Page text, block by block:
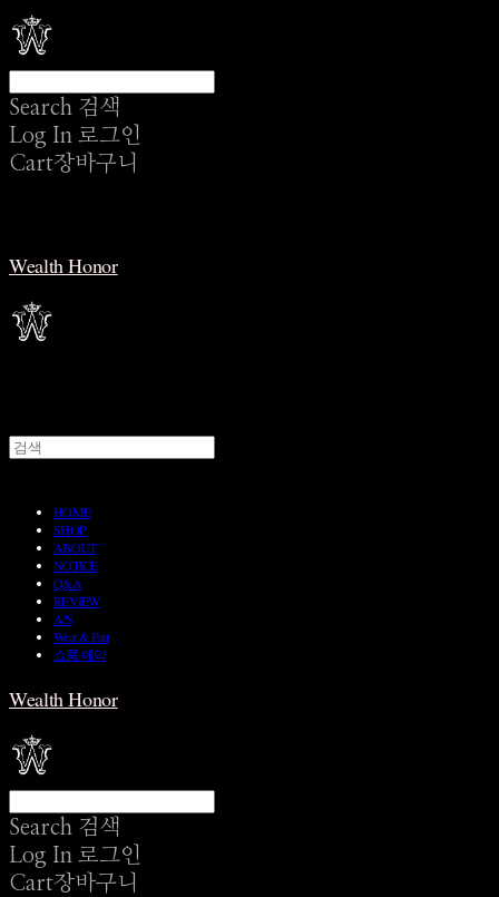
Search 검색
Log In 로그인
Cart장바구니
Wealth Honor
HOME
SHOP
ABOUT
NOTICE
Q&A
REVIEW
A/S
Wear & Pair
쇼룸 예약
Wealth Honor
Search 검색
Log In 로그인
Cart장바구니